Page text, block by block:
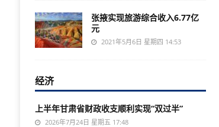
张掖实现旅游综合收入6.77亿
元
2021年5月6日 星期四 14:53
经济
上半年甘肃省财政收支顺利实现“双过半”
2026年7月24日 星期五 17:48